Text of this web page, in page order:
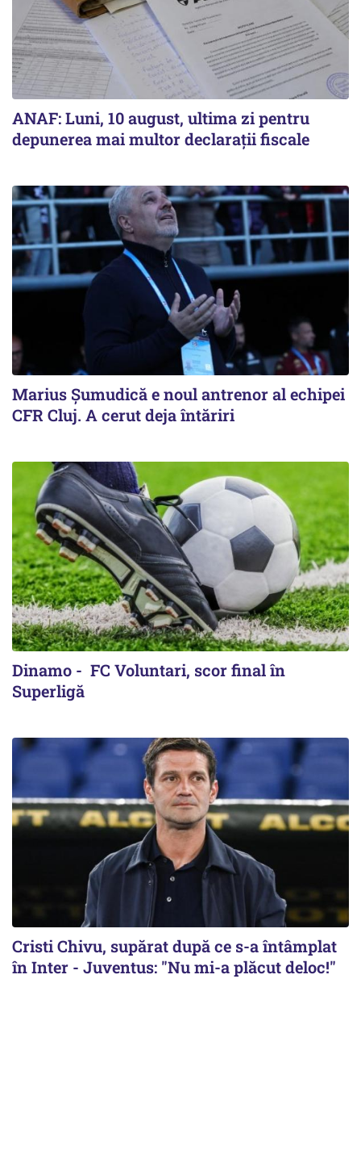
ANAF: Luni, 10 august, ultima zi pentru
depunerea mai multor declarații fiscale
Marius Șumudică e noul antrenor al echipei
CFR Cluj. A cerut deja întăriri
Dinamo - FC Voluntari, scor final în
Superligă
Cristi Chivu, supărat după ce s-a întâmplat
în Inter - Juventus: "Nu mi-a plăcut deloc!"